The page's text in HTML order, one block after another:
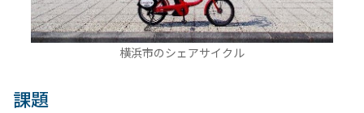
横浜市のシェアサイクル
課題